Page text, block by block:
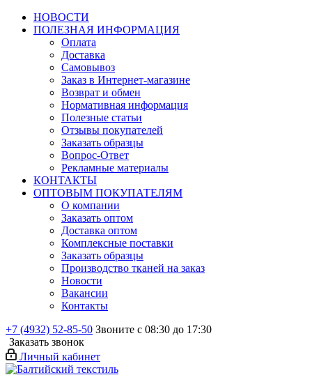
НОВОСТИ
ПОЛЕЗНАЯ ИНФОРМАЦИЯ
Оплата
Доставка
Самовывоз
Заказ в Интернет-магазине
Возврат и обмен
Нормативная информация
Полезные статьи
Отзывы покупателей
Заказать образцы
Вопрос-Ответ
Рекламные материалы
КОНТАКТЫ
ОПТОВЫМ ПОКУПАТЕЛЯМ
О компании
Заказать оптом
Доставка оптом
Комплексные поставки
Заказать образцы
Производство тканей на заказ
Новости
Вакансии
Контакты
+7 (4932) 52-85-50 Звоните с 08:30 до 17:30
Заказать звонок
Личный кабинет